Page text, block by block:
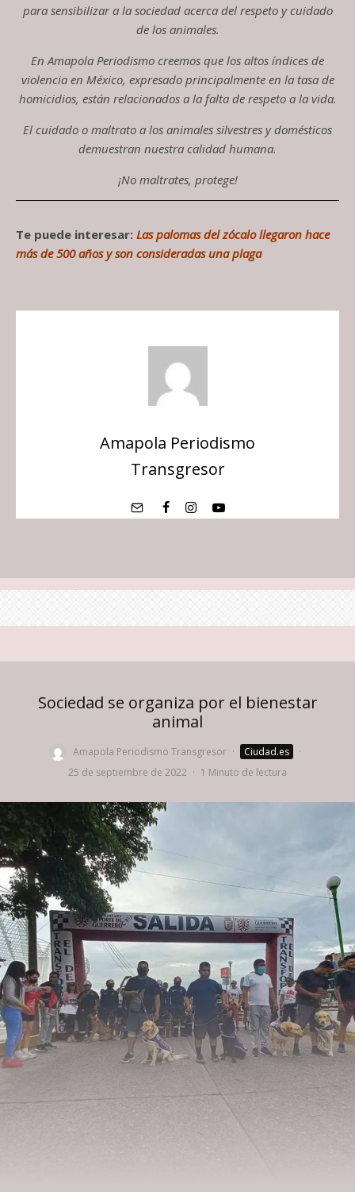
para sensibilizar a la sociedad acerca del respeto y cuidado
de los animales.
En Amapola Periodismo creemos que los altos índices de
violencia en México, expresado principalmente en la tasa de
homicidios, están relacionados a la falta de respeto a la vida.
El cuidado o maltrato a los animales silvestres y domésticos
demuestran nuestra calidad humana.
¡No maltrates, protege!
Te puede interesar: Las palomas del zócalo llegaron hace
más de 500 años y son consideradas una plaga
Amapola Periodismo
Transgresor
Sociedad se organiza por el bienestar
animal
Amapola Periodismo Transgresor · Ciudad.es
·
25 de septiembre de 2022 · 1 Minuto de lectura